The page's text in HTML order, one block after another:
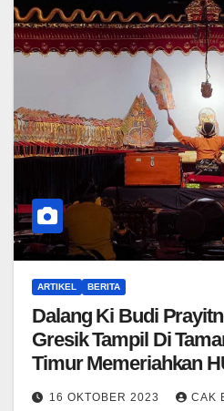
ARTIKEL BERITA
Dalang Ki Budi
Gresik Tampil Di
Timur Memeriahkan
16 OKTOBER 2023 CAK